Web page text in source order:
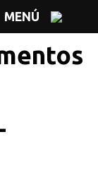
MENÚ
controlada